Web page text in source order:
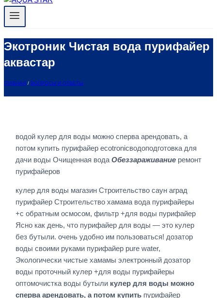
Экотроник Чистая вода пурифайер
аквастар
ГЛАВНАЯ / ВОПРОСЫ И ОТВЕТЫ
водой кулер для воды можно сперва арендовать, а
потом купить пурифайер ecotronicводоподготовка для
дачи воды Очищенная вода Обеззараживание ремонт
пурифайеров
кулер для воды магазин Строительство саун аград
пурифайер Строительство хамама вода пурифайеры
+с обратным осмосом, фильтр +для воды пурифайер
Ясно как день, что пурифайер для воды — это кулер
без бутыли. очень удобно им пользоваться! дозатор
воды своими руками пурифайер pure water,
Экологически чистые хамамы электронный дозатор
воды проточный кулер +для воды пурифайеры
оптомочистка воды бутыли кулер для воды можно
сперва арендовать, а потом купить пурифайер